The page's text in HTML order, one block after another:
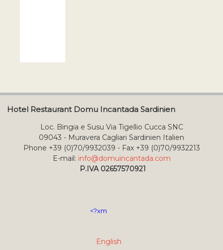
Hotel Restaurant Domu Incantada Sardinien
Loc. Bingia e Susu Via Tigellio Cucca SNC
09043 - Muravera Cagliari Sardinien Italien
Phone +39 (0)70/9932039 - Fax +39 (0)70/9932213
E-mail: info@domuincantada.com
P.IVA 02657570921
<?xm
English